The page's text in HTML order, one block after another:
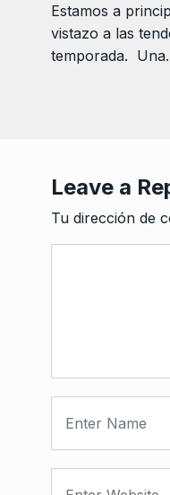
Estamos a
vistazo a las
temporada.
Leave a
Tu dirección de